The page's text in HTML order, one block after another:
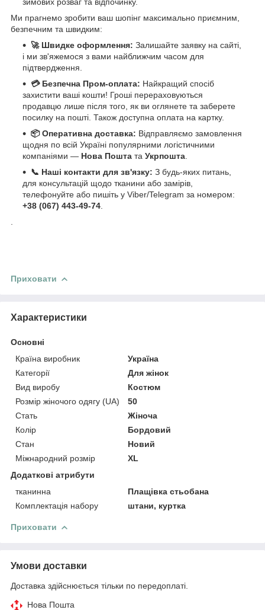
Ми прагнемо зробити ваш шопінг максимально приємним,
безпечним та швидким:
🚀 Швидке оформлення: Залишайте заявку на сайті,
і ми зв'яжемося з вами найближчим часом для
підтвердження.
💳 Безпечна Пром-оплата: Найкращий спосіб
захистити ваші кошти! Гроші перераховуються
продавцю лише після того, як ви оглянете та заберете
посилку на пошті. Також доступна оплата на картку.
📦 Оперативна доставка: Відправляємо замовлення
щодня по всій Україні популярними логістичними
компаніями — Нова Пошта та Укрпошта
📞 Наші контакти для зв'язку: З будь-яких питань,
для консультацій щодо тканини або замірів,
телефонуйте або пишіть у Viber/Telegram за номером:
+38 (067) 443-49-74
Приховати
Характеристики
Основні
Країна виробник
Україна
Категорії
Для жінок
Вид виробу
Костюм
Розмір жіночого одягу (UA)
50
Стать
Жіноча
Колір
Бордовий
Стан
Новий
Міжнародний розмір
XL
Додаткові атрибути
тканинна
Плащівка стьобана
Комплектація набору
штани, куртка
Приховати
Умови доставки
Доставка здійснюється тільки по передоплаті.
Нова Пошта